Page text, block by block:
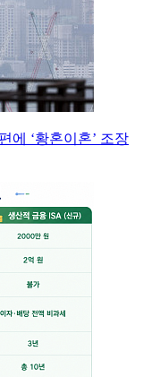
에 ‘황혼이혼’ 조장